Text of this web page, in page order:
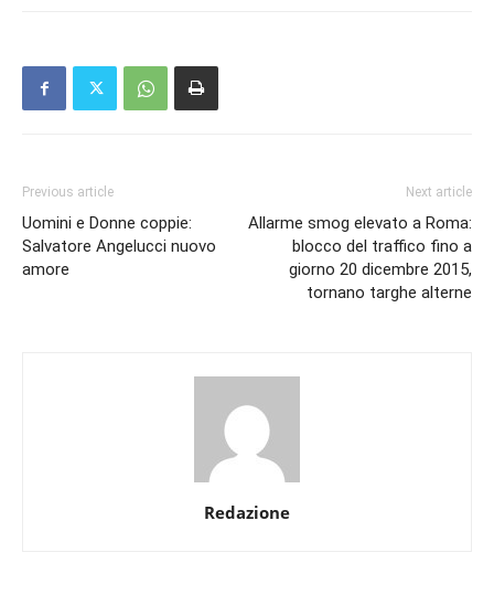
Previous article
Uomini e Donne coppie:
Salvatore Angelucci nuovo
amore
Next article
Allarme smog elevato a Roma:
blocco del traffico fino a
giorno 20 dicembre 2015,
tornano targhe alterne
Redazione